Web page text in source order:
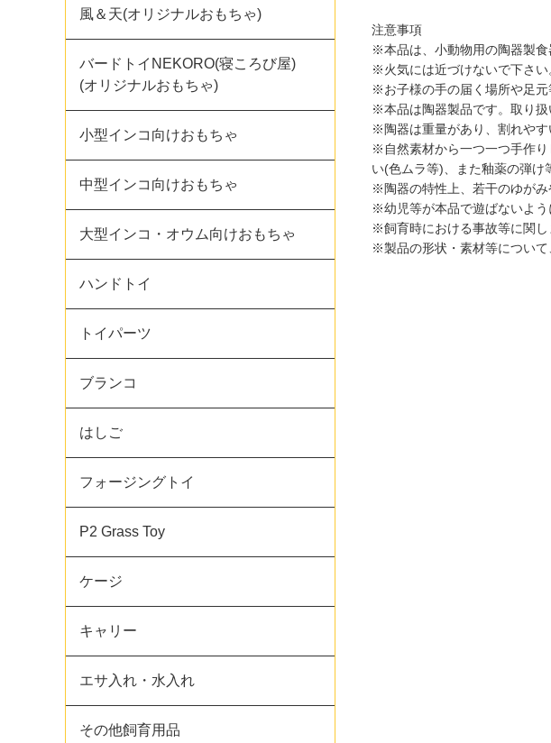
注意事項
※本品は、小動物用の陶器製食
※火気には近づけないで下さい
※お子様の手の届く場所や足元
※本品は陶器製品です。取り扱
※陶器は重量があり、割れやす
※自然素材から一つ一つ手作
い(色ムラ等)、また釉薬の弾け
※陶器の特性上、若干のゆがみ
※幼児等が本品で遊ばないよう
※飼育時における事故等に関し
※製品の形状・素材等について
風＆天(オリジナルおもちゃ)
バードトイNEKORO(寝ころび屋)
(オリジナルおもちゃ)
小型インコ向けおもちゃ
中型インコ向けおもちゃ
大型インコ・オウム向けおもちゃ
ハンドトイ
トイパーツ
ブランコ
はしご
フォージングトイ
P2 Grass Toy
ケージ
キャリー
エサ入れ・水入れ
その他飼育用品